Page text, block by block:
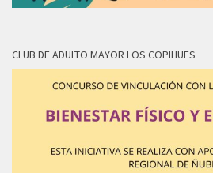
CLUB DE ADULTO MAYOR LOS COPIHUES